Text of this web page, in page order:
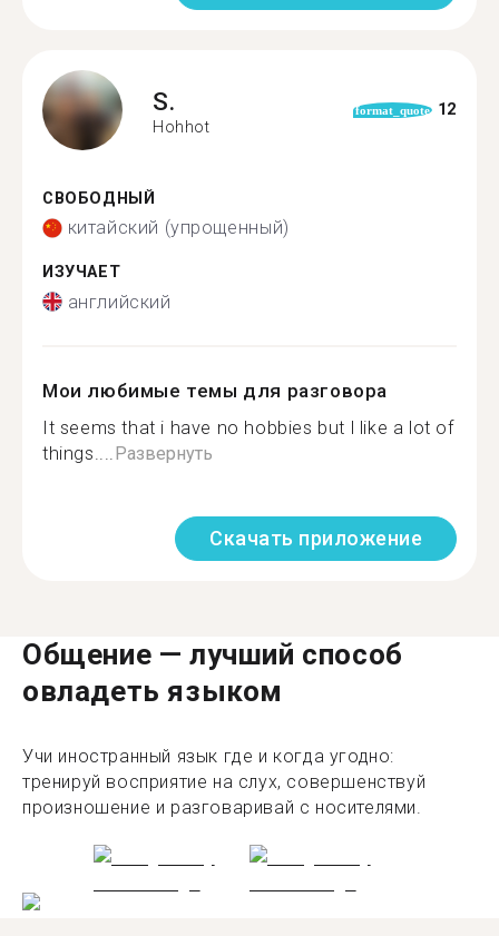
S.
Hohhot
format_quote 12
СВОБОДНЫЙ
китайский (упрощенный)
ИЗУЧАЕТ
английский
Мои любимые темы для разговора
It seems that i have no hobbies but l like a lot of
things.... Развернуть
Скачать приложение
Общение — лучший способ
овладеть языком
Учи иностранный язык где и когда угодно:
тренируй восприятие на слух, совершенствуй
произношение и разговаривай с носителями.